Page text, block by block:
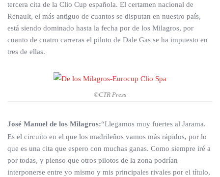
tercera cita de la Clio Cup española. El certamen nacional de
Renault, el más antiguo de cuantos se disputan en nuestro país,
está siendo dominado hasta la fecha por de los Milagros, por
cuanto de cuatro carreras el piloto de Dale Gas se ha impuesto en
tres de ellas.
©CTR Press
José Manuel de los Milagros:“Llegamos muy fuertes al Jarama.
Es el circuito en el que los madrileños vamos más rápidos, por lo
que es una cita que espero con muchas ganas. Como siempre iré a
por todas, y pienso que otros pilotos de la zona podrían
interponerse entre yo mismo y mis principales rivales por el título,